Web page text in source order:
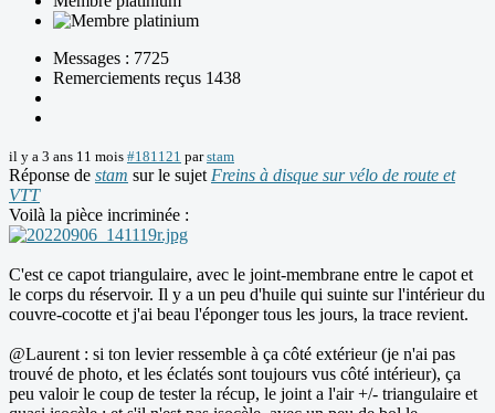
Messages : 7725
Remerciements reçus 1438
il y a 3 ans 11 mois #181121 parstam
Réponse de stam sur le sujet Freins à disque sur vélo de route et
VTT
Voilà la pièce incriminée :
C'est ce capot triangulaire, avec le joint-membrane entre le capot et
le corps du réservoir. Il y a un peu d'huile qui suinte sur l'intérieur du
couvre-cocotte et j'ai beau l'éponger tous les jours, la trace revient.
@Laurent : si ton levier ressemble à ça côté extérieur (je n'ai pas
trouvé de photo, et les éclatés sont toujours vus côté intérieur), ça
peu valoir le coup de tester la récup, le joint a l'air +/- triangulaire et